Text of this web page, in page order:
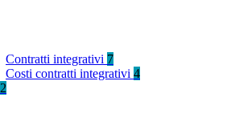
Contratti integrativi 7
Costi contratti integrativi 4
2